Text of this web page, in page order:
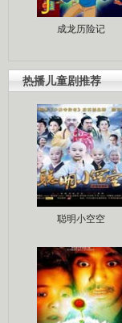
成龙历险记
热播儿童剧推荐
聪明小空空